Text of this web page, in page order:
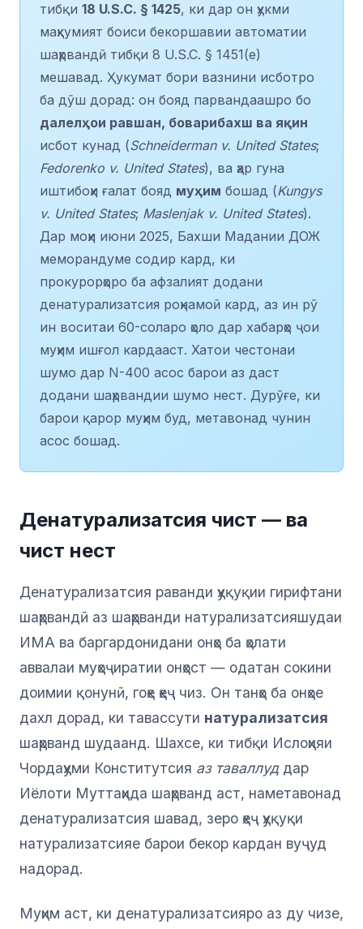
тибқи 18 U.S.C. § 1425, ки дар он ҳукми
маҳкумият боиси бекоршавии автоматии
шаҳрвандӣ тибқи 8 U.S.C. § 1451(e)
мешавад. Ҳукумат бори вазнини исботро
ба дӯш дорад: он бояд парвандаашро бо
далелҳои равшан, боварибахш ва яқин
исбот кунад (Schneiderman v. United States;
Fedorenko v. United States), ва ҳар гуна
иштибоҳи ғалат бояд муҳим бошад (Kungys
v. United States; Maslenjak v. United States).
Дар моҳи июни 2025, Бахши Мадании ДОЖ
меморандуме содир кард, ки
прокурорҳоро ба афзалият додани
денатурализатсия роҳнамоӣ кард, аз ин рӯ
ин воситаи 60-соларо ҳоло дар хабарҳо ҷои
муҳим ишғол кардааст. Хатои честонаи
шумо дар N-400 асос барои аз даст
додани шаҳрвандии шумо нест. Дурӯғе, ки
барои қарор муҳим буд, метавонад чунин
асос бошад.
Денатурализатсия чист — ва
чист нест
Денатурализатсия раванди ҳуқуқии гирифтани
шаҳрвандӣ аз шаҳрванди натурализатсияшудаи
ИМА ва баргардонидани онҳо ба ҳолати
аввалаи муҳоҷиратии онҳост — одатан сокини
доимии қонунӣ, гоҳе ҳеҷ чиз. Он танҳо ба онҳое
дахл дорад, ки тавассути натурализатсия
шаҳрванд шудаанд. Шахсе, ки тибқи Ислоҳияи
Чордаҳуми Конститутсия аз таваллуддар
Иёлоти Муттаҳида шаҳрванд аст, наметавонад
денатурализатсия шавад, зеро ҳеҷ ҳуқуқи
натурализатсияе барои бекор кардан вуҷуд
надорад.
Муҳим аст, ки денатурализатсияро аз ду чизе,